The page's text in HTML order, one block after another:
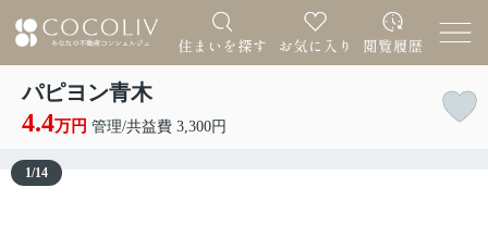
パピヨン青木
4.4万円 管理/共益費 3,300円
1/14